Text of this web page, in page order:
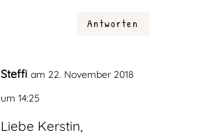
Antworten
Steffi am 22. November 2018
um 14:25
Liebe Kerstin,